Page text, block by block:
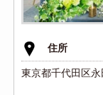
住所
東京都千代田区